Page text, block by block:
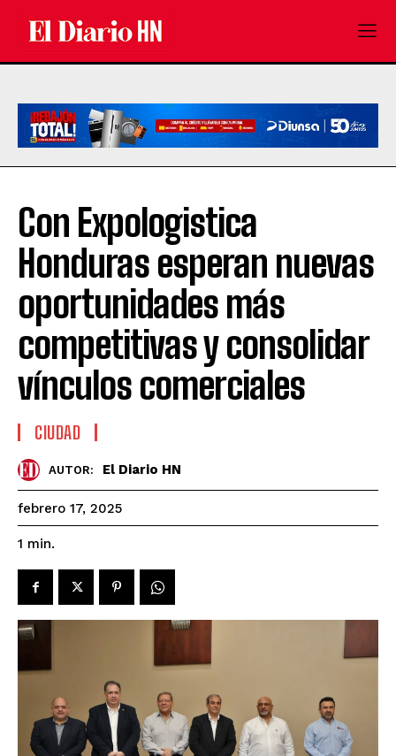
Con Expologistica
Honduras esperan nuevas
oportunidades más
competitivas y consolidar
vínculos comerciales
CIUDAD
AUTOR: El Diario HN
febrero 17, 2025
1 min.